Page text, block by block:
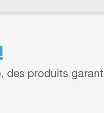
des produits